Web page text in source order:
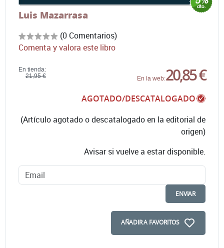
Luis Mazarrasa
(0 Comentarios)
Comenta y valora este libro
En tienda:
21,95 €
En la web:20,85 €
AGOTADO/DESCATALOGADO
(Artículo agotado o descatalogado en la editorial de
origen)
Avisar si vuelve a estar disponible.
ENVIAR
AÑADIR A FAVORITOS